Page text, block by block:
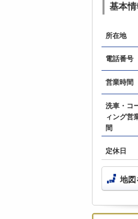
基本
所在地
電話番号
営業時間
洗車・コ
ィング営
間
定休日
地図